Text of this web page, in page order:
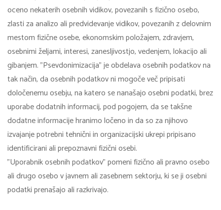
oceno nekaterih osebnih vidikov, povezanih s fizično osebo,
zlasti za analizo ali predvidevanje vidikov, povezanih z delovnim
mestom fizične osebe, ekonomskim položajem, zdravjem,
osebnimi željami, interesi, zanesljivostjo, vedenjem, lokacijo ali
gibanjem. "Psevdonimizacija" je obdelava osebnih podatkov na
tak način, da osebnih podatkov ni mogoče več pripisati
določenemu osebju, na katero se nanašajo osebni podatki, brez
uporabe dodatnih informacij, pod pogojem, da se takšne
dodatne informacije hranimo ločeno in da so za njihovo
izvajanje potrebni tehnični in organizacijski ukrepi pripisano
identificirani ali prepoznavni fizični osebi.
"Uporabnik osebnih podatkov" pomeni fizično ali pravno osebo
ali drugo osebo v javnem ali zasebnem sektorju, ki se ji osebni
podatki prenašajo ali razkrivajo.